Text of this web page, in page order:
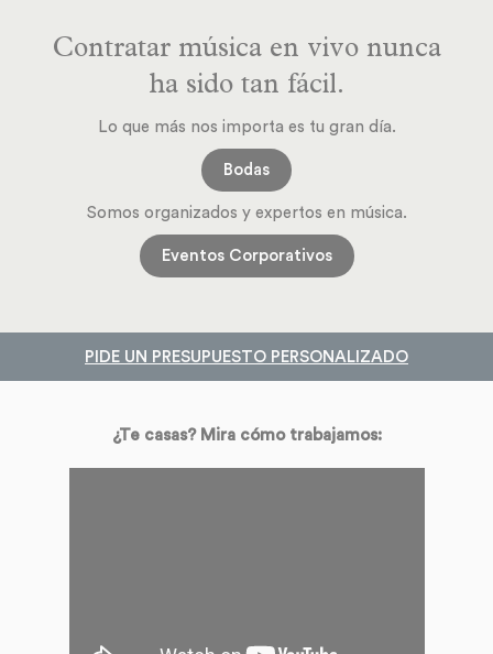
Contratar música en vivo nunca
ha sido tan fácil.
Lo que más nos importa es tu gran día.
Bodas
Somos organizados y expertos en música.
Eventos Corporativos
PIDE UN PRESUPUESTO PERSONALIZADO
¿Te casas? Mira cómo trabajamos: